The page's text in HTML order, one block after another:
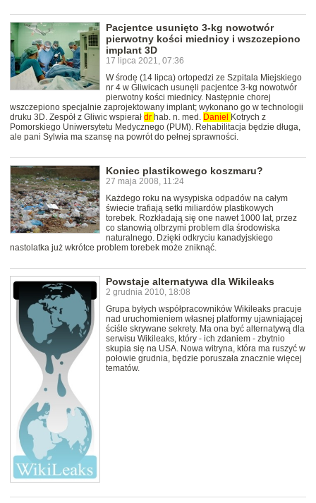
Pacjentce usunięto 3-kg nowotwór
pierwotny kości miednicy i wszczepiono
implant 3D
17 lipca 2021, 07:36
W środę (14 lipca) ortopedzi ze Szpitala Miejskiego
nr 4 w Gliwicach usunęli pacjentce 3-kg nowotwór
pierwotny kości miednicy. Następnie chorej
wszczepiono specjalnie zaprojektowany implant; wykonano go w technologii
druku 3D. Zespół z Gliwic wspierał dr hab. n. med. Daniel
Kotrych z
Pomorskiego Uniwersytetu Medycznego (PUM). Rehabilitacja będzie długa,
ale pani Sylwia ma szansę na powrót do pełnej sprawności.
Koniec plastikowego koszmaru?
27 maja 2008, 11:24
Każdego roku na wysypiska odpadów na całym
świecie trafiają setki miliardów plastikowych
torebek. Rozkładają się one nawet 1000 lat, przez
co stanowią olbrzymi problem dla środowiska
naturalnego. Dzięki odkryciu kanadyjskiego
nastolatka już wkrótce problem torebek może zniknąć.
Powstaje alternatywa dla Wikileaks
2 grudnia 2010, 18:08
Grupa byłych współpracowników Wikileaks pracuje
nad uruchomieniem własnej platformy ujawniającej
ściśle skrywane sekrety. Ma ona być alternatywą dla
serwisu Wikileaks, który - ich zdaniem - zbytnio
skupia się na USA. Nowa witryna, która ma ruszyć w
połowie grudnia, będzie poruszała znacznie więcej
tematów.